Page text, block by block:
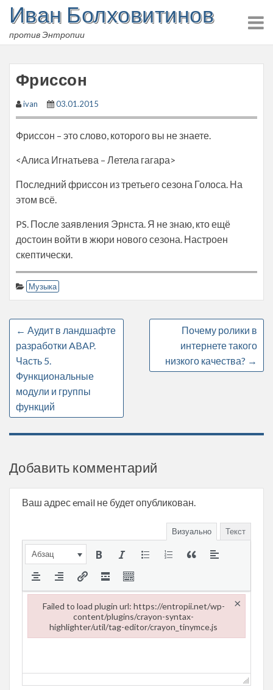
Skip
content
Иван Болховитинов
против Энтропии
Фриссон
ivan 03.01.2015
Фриссон – это слово, которого вы не знаете.
<Алиса Игнатьева – Летела гагара>
Последний фриссон из третьего сезона Голоса. На
этом всё.
PS. После заявления Эрнста. Я не знаю, кто ещё
достоин войти в жюри нового сезона. Настроен
скептически.
Музыка
← Аудит в ландшафте
разработки ABAP.
Часть 5.
Функциональные
модули и группы
функций
Почему ролики в
интернете такого
низкого качества? →
Добавить комментарий
Ваш адрес email не будет опубликован.
Визуально Текст
Абзац
Failed to load plugin url: https://entropii.net/wp-
content/plugins/crayon-syntax-
highlighter/util/tag-editor/crayon_tinymce.js
×
Failed to load plugin url: https://entropii.net/wp-content/